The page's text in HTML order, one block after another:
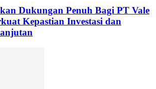
Dukungan Penuh Bagi PT Vale
Kepastian Investasi dan